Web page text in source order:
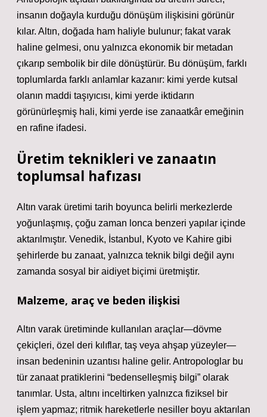
insanın doğayla kurduğu dönüşüm ilişkisini görünür
kılar. Altın, doğada ham haliyle bulunur; fakat varak
haline gelmesi, onu yalnızca ekonomik bir metadan
çıkarıp sembolik bir dile dönüştürür. Bu dönüşüm, farklı
toplumlarda farklı anlamlar kazanır: kimi yerde kutsal
olanın maddi taşıyıcısı, kimi yerde iktidarın
görünürleşmiş hali, kimi yerde ise zanaatkâr emeğinin
en rafine ifadesi.
Üretim teknikleri ve zanaatın
toplumsal hafızası
Altın varak üretimi tarih boyunca belirli merkezlerde
yoğunlaşmış, çoğu zaman lonca benzeri yapılar içinde
aktarılmıştır. Venedik, İstanbul, Kyoto ve Kahire gibi
şehirlerde bu zanaat, yalnızca teknik bilgi değil aynı
zamanda sosyal bir aidiyet biçimi üretmiştir.
Malzeme, araç ve beden ilişkisi
Altın varak üretiminde kullanılan araçlar—dövme
çekiçleri, özel deri kılıflar, taş veya ahşap yüzeyler—
insan bedeninin uzantısı haline gelir. Antropologlar bu
tür zanaat pratiklerini “bedenselleşmiş bilgi” olarak
tanımlar. Usta, altını inceltirken yalnızca fiziksel bir
işlem yapmaz; ritmik hareketlerle nesiller boyu aktarılan